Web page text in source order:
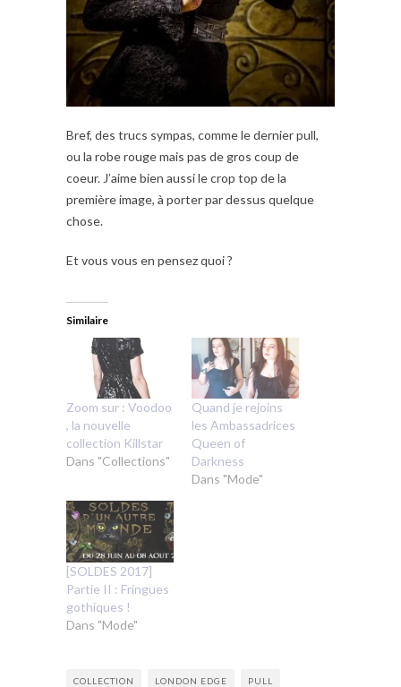
Bref, des trucs sympas, comme le dernier pull,
ou la robe rouge mais pas de gros coup de
coeur. J’aime bien aussi le crop top de la
première image, à porter par dessus quelque
chose.
Et vous vous en pensez quoi ?
Similaire
Zoom sur : Voodoo
, la nouvelle
collection Killstar
Dans "Collections"
Quand je rejoins
les Ambassadrices
Queen of
Darkness
Dans "Mode"
[SOLDES 2017]
Partie II : Fringues
gothiques !
Dans "Mode"
COLLECTION LONDON EDGE PULL